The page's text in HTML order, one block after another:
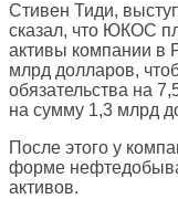
Стивен Тиди,
сказал, что ЮКОС
активы компании в
млрд долларов,
обязательства на
на сумму 1,3 млрд
После этого у
форме
активов.